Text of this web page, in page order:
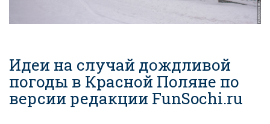
Идеи на случай дождливой
погоды в Красной Поляне по
версии редакции FunSochi.ru